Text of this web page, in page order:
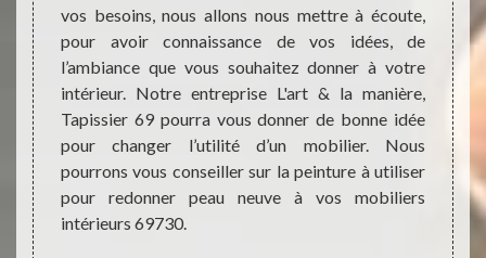
69
l’art.
& la
vos
vos besoins, nous allons nous mettre à écoute,
pour avoir connaissance de vos idées, de
l’ambiance que vous souhaitez donner à votre
intérieur. Notre entreprise L'art & la manière,
Tapissier 69 pourra vous donner de bonne idée
pour changer l’utilité d’un mobilier. Nous
pourrons vous conseiller sur la peinture à utiliser
pour redonner peau neuve à vos mobiliers
intérieurs 69730.
des
une
plus